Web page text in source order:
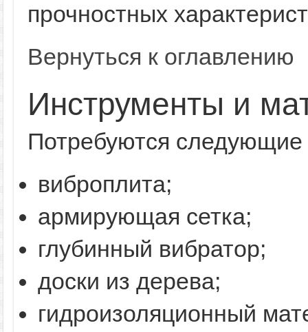
прочностных
Вернуться к оглавлению
Инструменты и
Потребуются
виброплита;
армирующая сетка;
глубинный вибратор;
доски из дерева;
гидроизоляционный